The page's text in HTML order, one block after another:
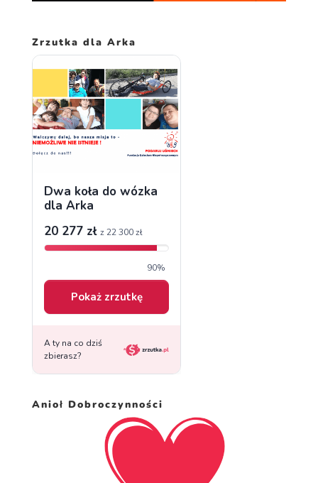
Zrzutka dla Arka
Anioł Dobroczynności